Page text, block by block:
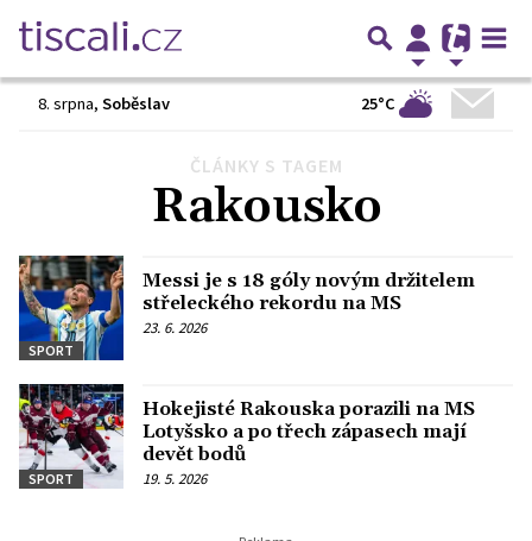
8. srpna, Soběslav 25°C
ČLÁNKY S TAGEM
Rakousko
SPORT
Messi je s 18 góly novým držitelem
střeleckého rekordu na MS
23. 6. 2026
SPORT
Hokejisté Rakouska porazili na MS
Lotyšsko a po třech zápasech mají
devět bodů
19. 5. 2026
Další